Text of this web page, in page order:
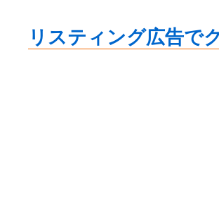
リスティング広告で